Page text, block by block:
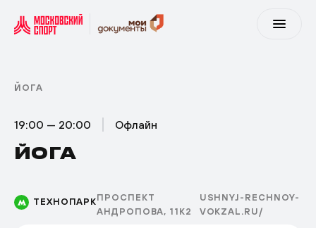
ЙОГА
19:00 — 20:00 Офлайн
ЙОГА
ТЕХНОПАРКПРОСПЕКТ
АНДРОПОВА, 11К2
USHNYJ-RECHNOY-
VOKZAL.RU/